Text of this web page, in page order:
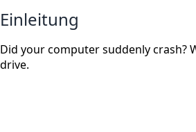
Einleitung
Did your computer suddenly crash?
drive.